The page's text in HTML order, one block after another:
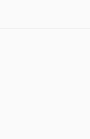
ク